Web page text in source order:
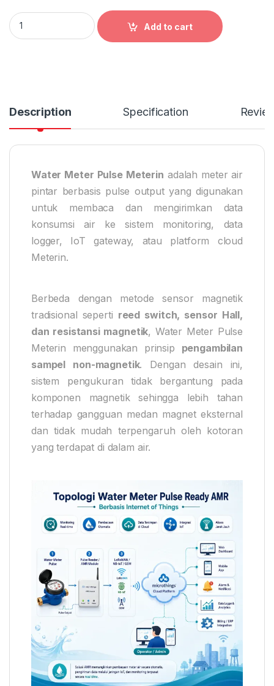
Water Meter Pulse Ready AMR quantity
Add to cart
Description Specification
Water Meter Pulse Meterin adalah meter air
pintar berbasis pulse output yang digunakan
untuk membaca dan mengirimkan data
konsumsi air ke sistem monitoring, data
logger, IoT gateway, atau platform cloud
Meterin.
Berbeda dengan metode sensor magnetik
tradisional seperti reed switch, sensor Hall,
dan resistansi magnetik, Water Meter Pulse
Meterin menggunakan prinsip pengambilan
sampel non-magnetik. Dengan desain ini,
sistem pengukuran tidak bergantung pada
komponen magnetik sehingga lebih tahan
terhadap gangguan medan magnet eksternal
dan tidak mudah terpengaruh oleh kotoran
yang terdapat di dalam air.